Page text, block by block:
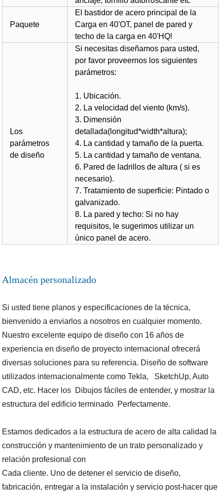
Paquete
El bastidor de acero principal de la
Carga en 40'OT, panel de pared y
techo de la carga en 40'HQ!
Los
parámetros
de diseño
Si necesitas diseñamos para usted,
por favor proveernos los siguientes
parámetros:
1. Ubicación.
2. La velocidad del viento (km/s).
3. Dimensión
detallada(longitud*width*altura);
4. La cantidad y tamaño de la puerta.
5. La cantidad y tamaño de ventana.
6. Pared de ladrillos de altura ( si es
necesario).
7. Tratamiento de superficie: Pintado o
galvanizado.
8. La pared y techo: Si no hay
requisitos, le sugerimos utilizar un
único panel de acero.
Almacén personalizado
Si usted tiene planos y especificaciones de la técnica,
bienvenido a enviarlos a nosotros en cualquier momento.
Nuestro excelente equipo de diseño con 16 años de
experiencia en diseño de proyecto internacional ofrecerá
diversas soluciones para su referencia. Diseño de software
utilizados internacionalmente como Tekla, SketchUp, Auto
CAD, etc. Hacer los Dibujos fáciles de entender, y mostrar la
estructura del edificio terminado Perfectamente.
Estamos dedicados a la estructura de acero de alta calidad la
construcción y mantenimiento de un trato personalizado y
relación profesional con
Cada cliente. Uno de detener el servicio de diseño,
fabricación, entregar a la instalación y servicio post-hacer que